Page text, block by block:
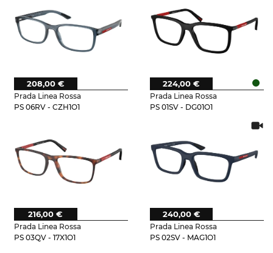
Prada Linea Rossa
PS 06RV - CZH1O1
208,00 €
Prada Linea Rossa
PS 01SV - DG01O1
224,00 €
Prada Linea Rossa
PS 03QV - 17X1O1
216,00 €
Prada Linea Rossa
PS 02SV - MAG1O1
240,00 €